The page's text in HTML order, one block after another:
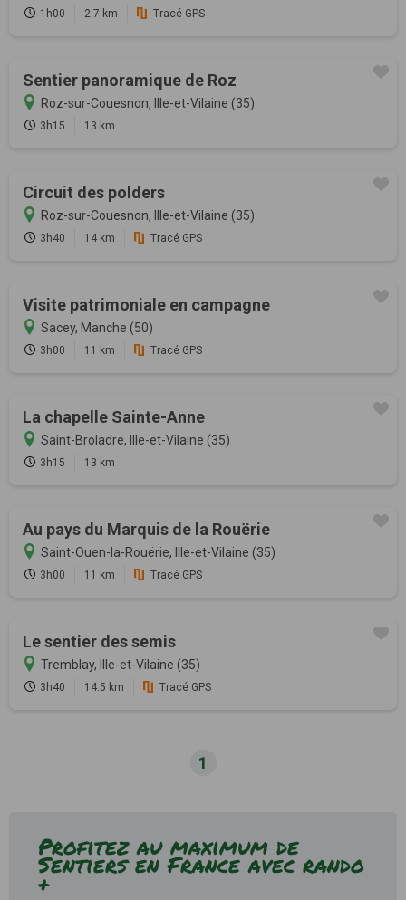
1h00 2.7 km Tracé GPS
Sentier panoramique de Roz
Roz-sur-Couesnon, Ille-et-Vilaine (35)
3h15 13 km
Circuit des polders
Roz-sur-Couesnon, Ille-et-Vilaine (35)
3h40 14 km Tracé GPS
Visite patrimoniale en campagne
Sacey, Manche (50)
3h00 11 km Tracé GPS
La chapelle Sainte-Anne
Saint-Broladre, Ille-et-Vilaine (35)
3h15 13 km
Au pays du Marquis de la Rouërie
Saint-Ouen-la-Rouërie, Ille-et-Vilaine (35)
3h00 11 km Tracé GPS
Le sentier des semis
Tremblay, Ille-et-Vilaine (35)
3h40 14.5 km Tracé GPS
1
Profitez au maximum de
Sentiers en France avec rando
+